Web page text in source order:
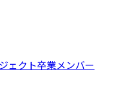
ェクト卒業メンバー